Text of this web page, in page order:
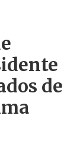
de